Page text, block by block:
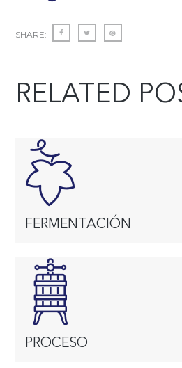
SHARE:
RELATED
FERMENTACIÓN
PROCESO